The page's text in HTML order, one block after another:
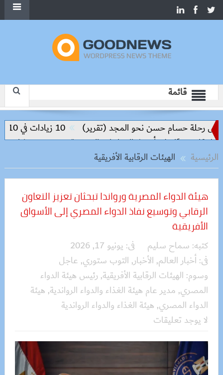
قائمة
رحلة حسام حسن نحو المجد (تقرير)
10 زيادات في 10 سنوات.. هل حان الوقت لرفع دعم البنزين نهائيا؟
مصر وتشاد تبحثان
الرئيسية
الهيئات الرقابية الأفريقية
هيئة الدواء المصرية ورواندا تبحثان تعزيز التعاون
الرقابي وتوسيع نفاذ الدواء المصري إلى الأسواق
الأفريقية
كتبه: سماح سليم فى: يونيو 17, 2026
فى:أخبار العالم, الأخبار, التوب ستوري, عاجل
وسوم: الهيئات الرقابية الأفريقية, رئيس هيئة الدواء
المصري, مدير عام هيئة الغذاء والدواء الرواندية, هيئة
الدواء المصري, هيئة الغذاء والدواء الرواندية
لا يوجد تعليقات